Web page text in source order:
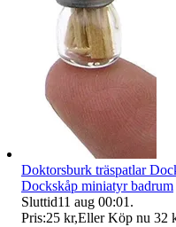
Doktorsburk träspatlar
Dockskåp miniatyr badrum
Sluttid11 aug 00:01 .
Pris:25 kr,Eller Köp nu 32